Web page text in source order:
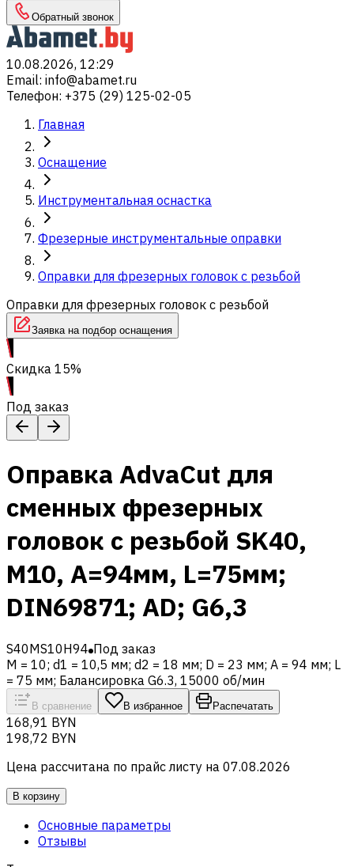
Обратный звонок
10.08.2026, 12:29
Email: info@abamet.ru
Телефон: +375 (29) 125-02-05
Главная
Оснащение
Инструментальная оснастка
Фрезерные инструментальные оправки
Оправки для фрезерных головок с резьбой
Оправки для фрезерных головок с резьбой
Заявка на подбор оснащения
Скидка 15%
Под заказ
Оправка AdvaCut для
сменных фрезерных
головок с резьбой SK40,
M10, A=94мм, L=75мм;
DIN69871; AD; G6,3
S40MS10H94 Под заказ
M = 10; d1 = 10,5 мм; d2 = 18 мм; D = 23 мм; A = 94 мм; L
= 75 мм; Балансировка G6.3, 15000 об/мин
В сравнение В избранное Распечатать
168,91 BYN
198,72 BYN
Цена рассчитана по прайс листу на 07.08.2026
В корзину
Основные параметры
Отзывы